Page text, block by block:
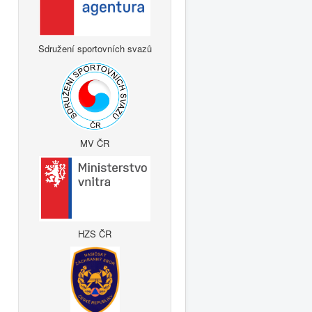
Sdružení sportovních svazů
MV ČR
HZS ČR